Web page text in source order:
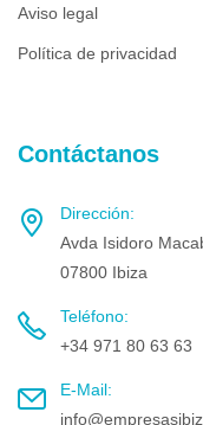
Aviso legal
Política de privacidad
Contáctanos
Dirección:
Avda Isidoro
07800 Ibiza
Teléfono:
+34 971 80 63 63
E-Mail: